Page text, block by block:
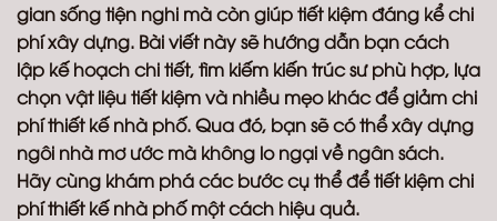
gian sống tiện nghi mà còn giúp tiết kiệm đáng kể chi
phí xây dựng. Bài viết này sẽ hướng dẫn bạn cách
lập kế hoạch chi tiết, tìm kiếm kiến trúc sư phù hợp, lựa
chọn vật liệu tiết kiệm và nhiều mẹo khác để giảm chi
phí thiết kế nhà phố. Qua đó, bạn sẽ có thể xây dựng
ngôi nhà mơ ước mà không lo ngại về ngân sách.
Hãy cùng khám phá các bước cụ thể để tiết kiệm chi
phí thiết kế nhà phố một cách hiệu quả.